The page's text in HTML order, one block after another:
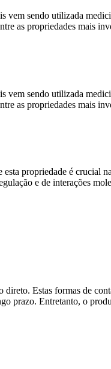
vem sendo utilizada
as propriedades mais
vem sendo utilizada
as propriedades mais
esta propriedade é crucial
e de interações
direto. Estas formas de
prazo. Entretanto, o